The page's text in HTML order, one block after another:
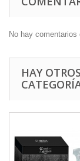
No hay comentarios
HAY